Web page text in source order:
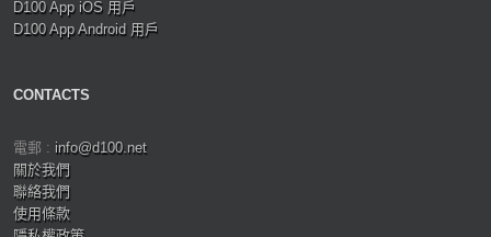
D100 App iOS 用戶
D100 App Android 用戶
CONTACTS
電郵 : info@d100.net
關於我們
聯絡我們
使用條款